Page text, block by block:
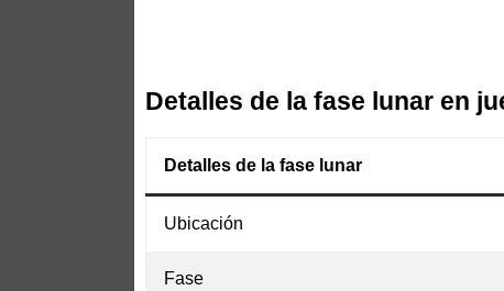
Detalles de la fase lunar en
Detalles de la fase lunar
Ubicación
Fase